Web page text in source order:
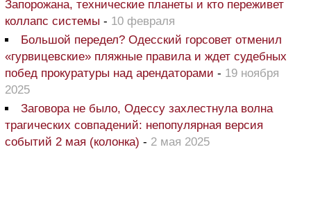
Запорожана, технические планеты и кто переживет
коллапс системы - 10 февраля
Большой передел? Одесский горсовет отменил
«гурвицевские» пляжные правила и ждет судебных
побед прокуратуры над арендаторами - 19 ноября
2025
Заговора не было, Одессу захлестнула волна
трагических совпадений: непопулярная версия
событий 2 мая (колонка) - 2 мая 2025